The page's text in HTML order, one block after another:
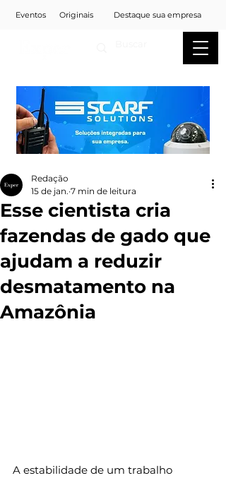
Eventos Originais Destaque sua empresa
Esse cientista cria
fazendas de gado que
ajudam a reduzir
desmatamento na
Amazônia
Redação
15 de jan. 7 min de leitura
A estabilidade de um trabalho